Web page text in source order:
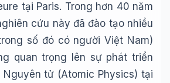
tại Paris. Trong hơn 40 năm
cứu này đã đào tạo nhiều
số đó có người Việt Nam)
quan trọng lên sự phát triển
tử (Atomic Physics) tại